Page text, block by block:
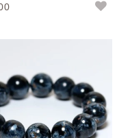
の意味やパワ